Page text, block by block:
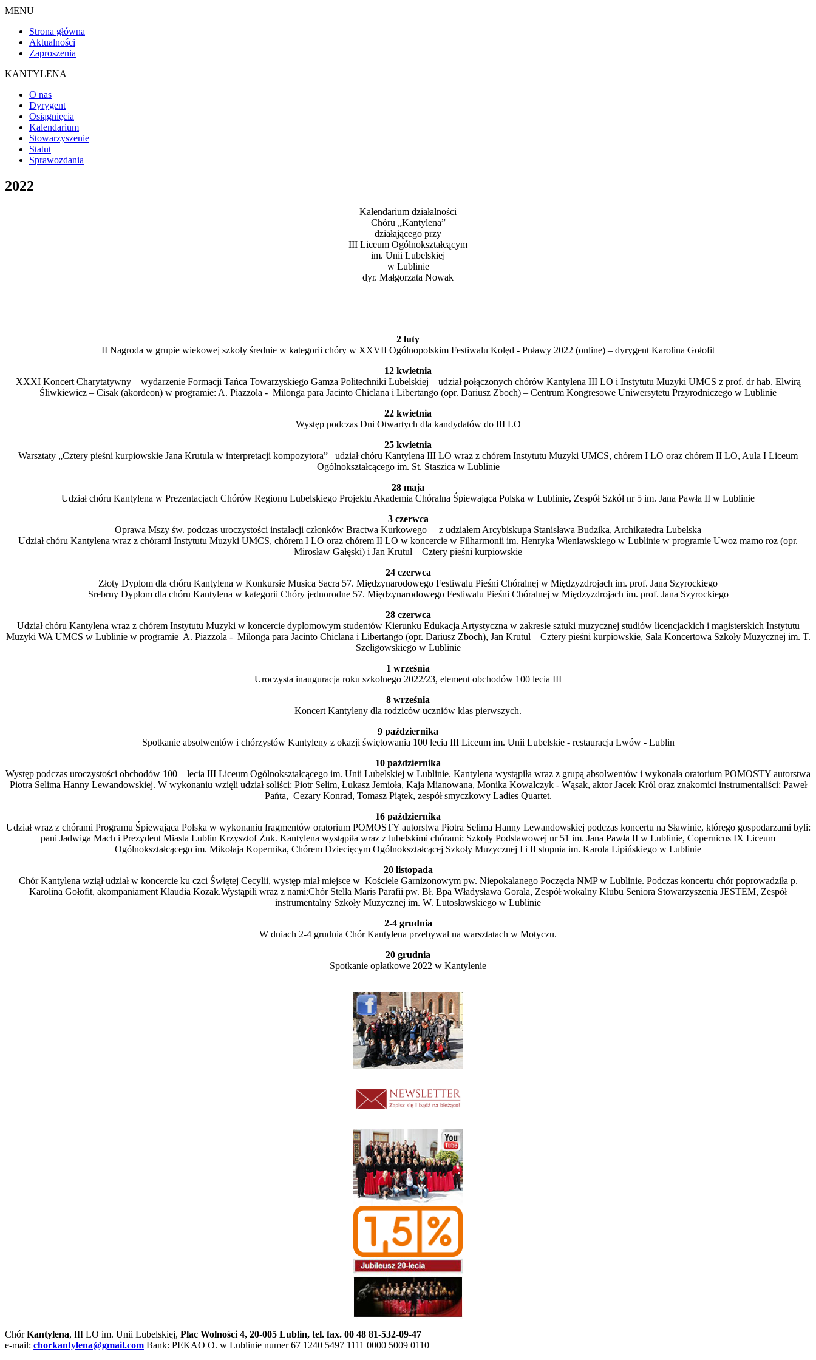
MENU
Strona główna
Aktualności
Zaproszenia
KANTYLENA
O nas
Dyrygent
Osiągnięcia
Kalendarium
Stowarzyszenie
Statut
Sprawozdania
2022
Kalendarium działalności
Chóru „Kantylena”
działającego przy
III Liceum Ogólnokształcącym
im. Unii Lubelskiej
w Lublinie
dyr. Małgorzata Nowak
2 luty
II Nagroda w grupie wiekowej szkoły średnie w kategorii chóry w XXVII Ogólnopolskim Festiwalu Kolęd - Puławy 2022 (online) – dyrygent Karolina Gołofit
12 kwietnia
XXXI Koncert Charytatywny – wydarzenie Formacji Tańca Towarzyskiego Gamza Politechniki Lubelskiej – udział połączonych chórów Kantylena III LO i Instytutu Muzyki UMCS z prof. dr hab. Elwirą
Śliwkiewicz – Cisak (akordeon) w programie: A. Piazzola - Milonga para Jacinto Chiclana i Libertango (opr. Dariusz Zboch) – Centrum Kongresowe Uniwersytetu Przyrodniczego w Lublinie
22 kwietnia
Występ podczas Dni Otwartych dla kandydatów do III LO
25 kwietnia
Warsztaty „Cztery pieśni kurpiowskie Jana Krutula w interpretacji kompozytora” udział chóru Kantylena III LO wraz z chórem Instytutu Muzyki UMCS, chórem I LO oraz chórem II LO, Aula I Liceum
Ogólnokształcącego im. St. Staszica w Lublinie
28 maja
Udział chóru Kantylena w Prezentacjach Chórów Regionu Lubelskiego Projektu Akademia Chóralna Śpiewająca Polska w Lublinie, Zespół Szkół nr 5 im. Jana Pawła II w Lublinie
3 czerwca
Oprawa Mszy św. podczas uroczystości instalacji członków Bractwa Kurkowego – z udziałem Arcybiskupa Stanisława Budzika, Archikatedra Lubelska
Udział chóru Kantylena wraz z chórami Instytutu Muzyki UMCS, chórem I LO oraz chórem II LO w koncercie w Filharmonii im. Henryka Wieniawskiego w Lublinie w programie Uwoz mamo roz (opr.
Mirosław Gałęski) i Jan Krutul – Cztery pieśni kurpiowskie
24 czerwca
Złoty Dyplom dla chóru Kantylena w Konkursie Musica Sacra 57. Międzynarodowego Festiwalu Pieśni Chóralnej w Międzyzdrojach im. prof. Jana Szyrockiego
Srebrny Dyplom dla chóru Kantylena w kategorii Chóry jednorodne 57. Międzynarodowego Festiwalu Pieśni Chóralnej w Międzyzdrojach im. prof. Jana Szyrockiego
28 czerwca
Udział chóru Kantylena wraz z chórem Instytutu Muzyki w koncercie dyplomowym studentów Kierunku Edukacja Artystyczna w zakresie sztuki muzycznej studiów licencjackich i magisterskich Instytutu
Muzyki WA UMCS w Lublinie w programie A. Piazzola - Milonga para Jacinto Chiclana i Libertango (opr. Dariusz Zboch), Jan Krutul – Cztery pieśni kurpiowskie, Sala Koncertowa Szkoły Muzycznej im. T.
Szeligowskiego w Lublinie
1 września
Uroczysta inauguracja roku szkolnego 2022/23, element obchodów 100 lecia III
8 września
Koncert Kantyleny dla rodziców uczniów klas pierwszych.
9 października
Spotkanie absolwentów i chórzystów Kantyleny z okazji świętowania 100 lecia III Liceum im. Unii Lubelskie - restauracja Lwów - Lublin
10 października
Występ podczas uroczystości obchodów 100 – lecia III Liceum Ogólnokształcącego im. Unii Lubelskiej w Lublinie. Kantylena wystąpiła wraz z grupą absolwentów i wykonała oratorium POMOSTY autorstwa
Piotra Selima Hanny Lewandowskiej. W wykonaniu wzięli udział soliści: Piotr Selim, Łukasz Jemioła, Kaja Mianowana, Monika Kowalczyk - Wąsak, aktor Jacek Król oraz znakomici instrumentaliści: Paweł
Pańta, Cezary Konrad, Tomasz Piątek, zespół smyczkowy Ladies Quartet.
16 października
Udział wraz z chórami Programu Śpiewająca Polska w wykonaniu fragmentów oratorium POMOSTY autorstwa Piotra Selima Hanny Lewandowskiej podczas koncertu na Sławinie, którego gospodarzami byli:
pani Jadwiga Mach i Prezydent Miasta Lublin Krzysztof Żuk. Kantylena wystąpiła wraz z lubelskimi chórami: Szkoły Podstawowej nr 51 im. Jana Pawła II w Lublinie, Copernicus IX Liceum
Ogólnokształcącego im. Mikołaja Kopernika, Chórem Dziecięcym Ogólnokształcącej Szkoły Muzycznej I i II stopnia im. Karola Lipińskiego w Lublinie
20 listopada
Chór Kantylena wziął udział w koncercie ku czci Świętej Cecylii, występ miał miejsce w Kościele Garnizonowym pw. Niepokalanego Poczęcia NMP w Lublinie. Podczas koncertu chór poprowadziła p.
Karolina Gołofit, akompaniament Klaudia Kozak.Wystąpili wraz z nami:Chór Stella Maris Parafii pw. Bł. Bpa Władysława Gorala, Zespół wokalny Klubu Seniora Stowarzyszenia JESTEM, Zespół
instrumentalny Szkoły Muzycznej im. W. Lutosławskiego w Lublinie
2-4 grudnia
W dniach 2-4 grudnia Chór Kantylena przebywał na warsztatach w Motyczu.
20 grudnia
Spotkanie opłatkowe 2022 w Kantylenie
ChórKantylena, III LO im. Unii Lubelskiej, Plac Wolności 4, 20-005 Lublin, tel. fax. 00 48 81-532-09-47
e-mail: chorkantylena@gmail.com Bank: PEKAO O. w Lublinie numer 67 1240 5497 1111 0000 5009 0110